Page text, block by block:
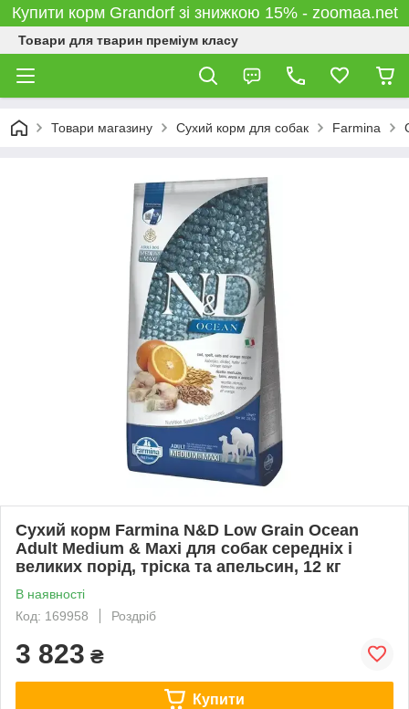
Купити корм Grandorf зі знижкою 15% - zoomaa.net
Товари для тварин преміум класу
Товари магазину Сухий корм для собак Farmina
Сухий корм Farmina N&D Low Grain Ocean
Adult Medium & Maxi для собак середніх і
великих порід, тріска та апельсин, 12 кг
В наявності
Код: 169958
Роздріб
3 823 ₴
Купити